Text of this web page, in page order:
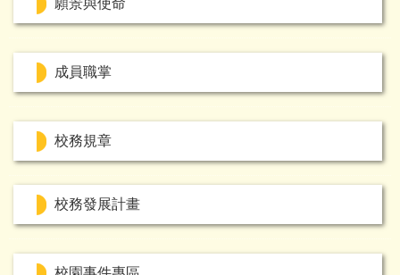
成員職掌
校務規章
校務發展計畫